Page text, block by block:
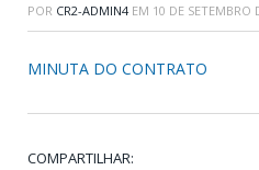
POR CR2-ADMIN4 EM 10 DE SETEMBRO
MINUTA DO CONTRATO
COMPARTILHAR: